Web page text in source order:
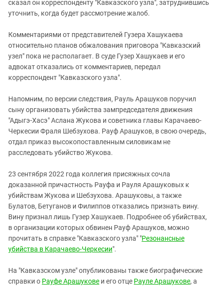
сказал он корреспонденту "Кавказского узла", затруднившись
уточнить, когда будет рассмотрение жалоб.
Комментариями от представителей Гузера Хашукаева
относительно планов обжалования приговора "Кавказский
узел" пока не располагает. В суде Гузер Хашукаев и его
адвокат отказались от комментариев, передал
корреспондент "Кавказского узла".
Напомним, по версии следствия, Рауль Арашуков поручил
сыну организовать убийства зампредседателя движения
"Адыгэ-Хасэ" Аслана Жукова и советника главы Карачаево-
Черкесии Фраля Шебзухова. Рауф Арашуков, в свою очередь,
отдал приказ высокопоставленным силовикам не
расследовать убийство Жукова.
23 сентября 2022 года коллегия присяжных сочла
доказанной причастность Рауфа и Рауля Арашуковых к
убийствам Жукова и Шебзухова. Арашуковы, а также
Булатов, Бетуганов и Филиппов отказались признать вину.
Вину признал лишь Гузер Хашукаев. Подробнее об убийствах,
в организации которых обвинен Рауф Арашуков, можно
прочитать в справке "Кавказского узла" "Резонансные
убийства в Карачаево-Черкесии".
На "Кавказском узле" опубликованы также биографические
справки о Рауфе Арашукове и его отце Рауле Арашукове, а